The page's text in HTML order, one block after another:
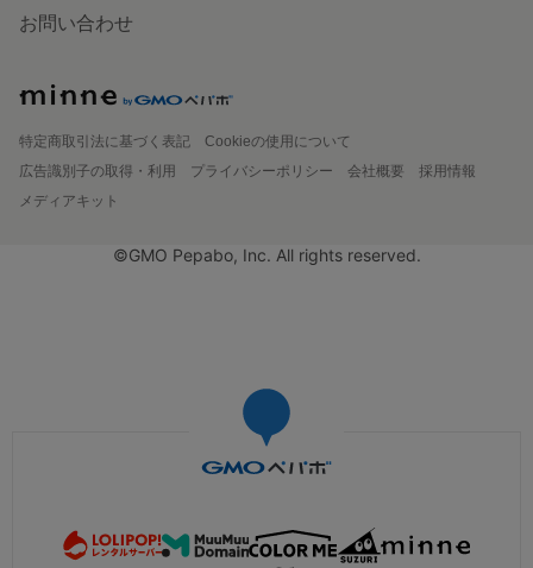
お問い合わせ
特定商取引法に基づく表記
Cookieの使用について
広告識別子の取得・利用
プライバシーポリシー 会社概要
採用情報
メディアキット
©GMO Pepabo, Inc. All rights reserved.